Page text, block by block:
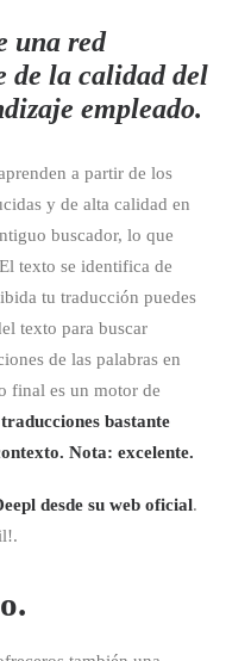
una red
de la calidad del
empleado.
a partir de los
y de alta calidad en
buscador, lo que
texto se identifica de
tu traducción puedes
texto para buscar
de las palabras en
final es un motor de
traducciones bastante
. Nota: excelente.
desde su web oficial.